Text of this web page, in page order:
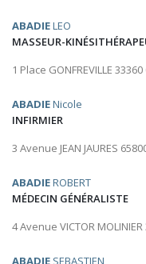
ABADIELEO
MASSEUR-
1 Place GONFREVILLE
ABADIENicole
INFIRMIER
3 Avenue JEAN JAURES
ABADIEROBERT
MÉDECIN GÉNÉRALISTE
4 Avenue VICTOR
ABADIE SEBASTIEN